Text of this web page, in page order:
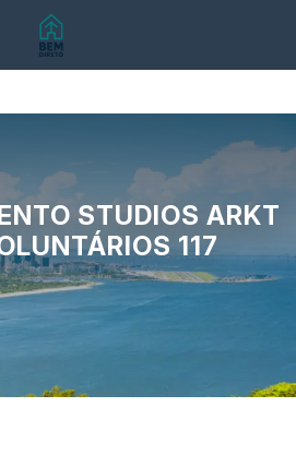
STUDIOS ARKT
117